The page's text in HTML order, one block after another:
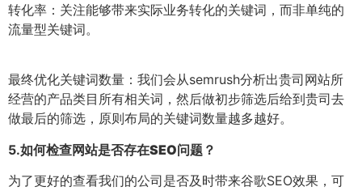
转化率：关注能够带来实际业务转化的关键词，而非单纯的
流量型关键词。
最终优化关键词数量：我们会从semrush分析出贵司网站所
经营的产品类目所有相关词，然后做初步筛选后给到贵司去
做最后的筛选，原则布局的关键词数量越多越好。
5.如何检查网站是否存在SEO问题？
为了更好的查看我们的公司是否及时带来谷歌SEO效果，可